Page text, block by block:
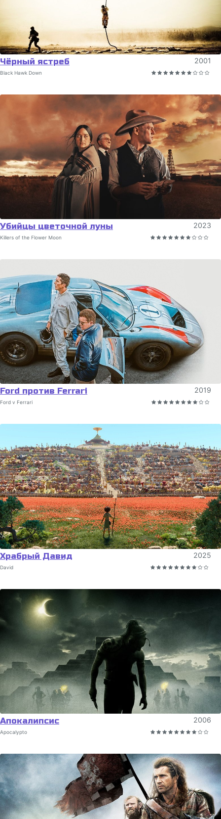
Чёрный ястреб 2001
Black Hawk Down
Убийцы цветочной луны 2023
Killers of the Flower Moon
Ford против Ferrari 2019
Ford v Ferrari
Храбрый Давид 2025
David
Апокалипсис 2006
Apocalypto